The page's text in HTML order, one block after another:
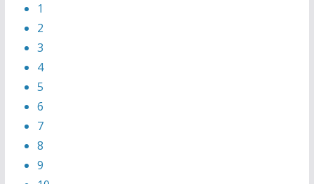
1
2
3
4
5
6
7
8
9